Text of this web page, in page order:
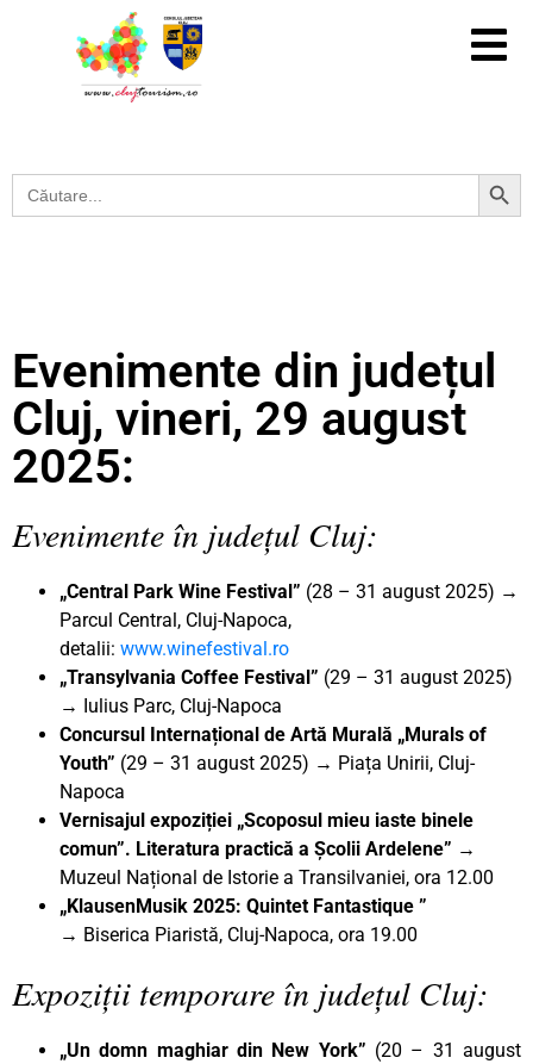
Search
for:
Search Button
Evenimente din județul
Cluj, vineri, 29 august
2025:
Evenimente în județul Cluj:
„Central Park Wine Festival” (28 – 31 august 2025) →
Parcul Central, Cluj-Napoca,
detalii: www.winefestival.ro
„Transylvania Coffee Festival” (29 – 31 august 2025)
→ Iulius Parc, Cluj-Napoca
Concursul Internațional de Artă Murală „Murals of
Youth” (29 – 31 august 2025) → Piața Unirii, Cluj-
Napoca
Vernisajul expoziției „Scoposul mieu iaste binele
comun”. Literatura practică a Școlii Ardelene” →
Muzeul Național de Istorie a Transilvaniei, ora 12.00
„KlausenMusik 2025: Quintet Fantastique ”
→ Biserica Piaristă, Cluj-Napoca, ora 19.00
Expoziții temporare în județul Cluj:
„Un domn maghiar din New York” (20 – 31 august